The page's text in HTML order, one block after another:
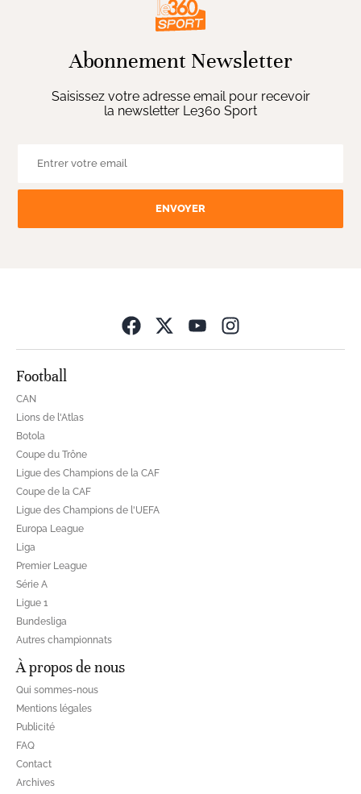
Abonnement Newsletter
Saisissez votre adresse email pour recevoir
la newsletter Le360 Sport
ENVOYER
Football
CAN
Lions de l'Atlas
Botola
Coupe du Trône
Ligue des Champions de la CAF
Coupe de la CAF
Ligue des Champions de l'UEFA
Europa League
Liga
Premier League
Série A
Ligue 1
Bundesliga
Autres championnats
À propos de nous
Qui sommes-nous
Mentions légales
Publicité
FAQ
Contact
Archives